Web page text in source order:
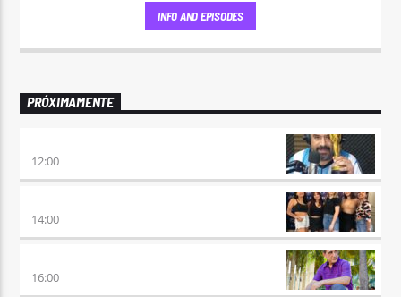
INFO AND EPISODES
PRÓXIMAMENTE
12:00
14:00
16:00